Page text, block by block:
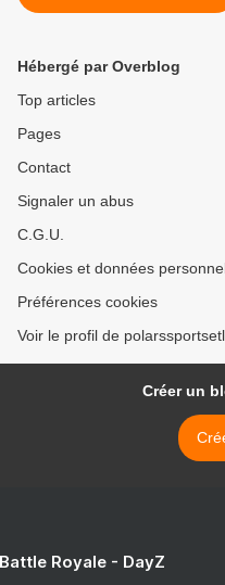
conséquences de
Hébergé par Overblog
Top articles
Pages
Contact
Signaler un abus
C.G.U.
Cookies et données
Préférences cookies
Voir le profil de
Créer un
Royale - DayZ